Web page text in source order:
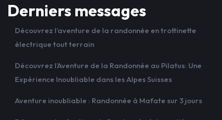
Derniers messages
Découvrez l’aventure de la randonnée en trottinette
électrique tout terrain
Découvrez l’Aventure de la Randonnée au Pilatus: Une
Expérience Inoubliable dans les Alpes Suisses
Aventure inoubliable : Randonnée à Mafate sur 3 jours